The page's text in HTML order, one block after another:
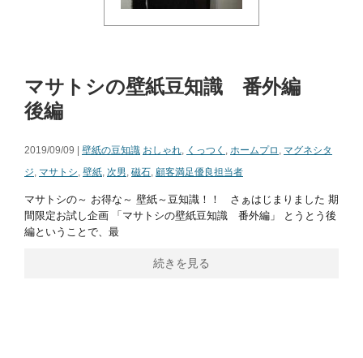
マサトシの壁紙豆知識 番外編
後編
2019/09/09 | 壁紙の豆知識 おしゃれ, くっつく , ホームプロ , マグネシタ
ジ, マサトシ, 壁紙, 次男, 磁石, 顧客満足優良担当者
マサトシの～ お得な～ 壁紙～豆知識！！ さぁはじまりました 期
間限定お試し企画 「マサトシの壁紙豆知識 番外編」 とうとう後
編ということで、最
続きを見る